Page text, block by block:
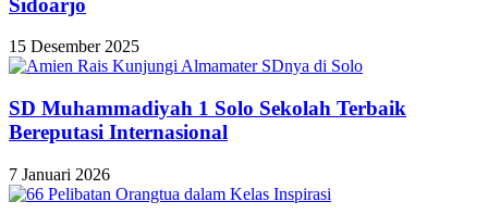
Sidoarjo
15 Desember 2025
SD Muhammadiyah 1 Solo Sekolah Terbaik
Bereputasi Internasional
7 Januari 2026